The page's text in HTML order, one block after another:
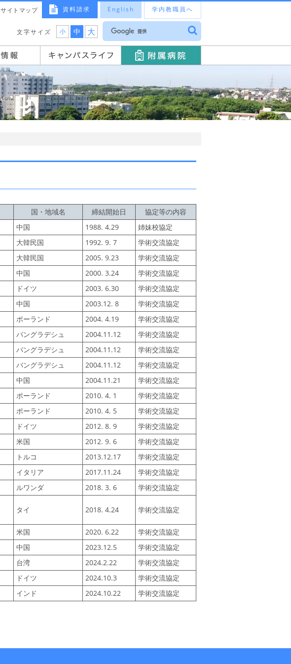
資料請求 English 学内教職員へ
サイトマップ
文字サイズ 小 中 大
国・地域名 締結開始日
協定等の内容
中国 1988. 4.29
姉妹校協定
大韓民国 1992. 9. 7
学術交流協定
大韓民国 2005. 9.23
学術交流協定
中国 2000. 3.24
学術交流協定
ドイツ 2003. 6.30
学術交流協定
中国 2003.12. 8
学術交流協定
ポーランド 2004. 4.19
学術交流協定
バングラデシュ 2004.11.12
学術交流協定
バングラデシュ 2004.11.12
学術交流協定
バングラデシュ 2004.11.12
学術交流協定
中国 2004.11.21
学術交流協定
ポーランド 2010. 4. 1
学術交流協定
ポーランド 2010. 4. 5
学術交流協定
ドイツ 2012. 8. 9
学術交流協定
米国 2012. 9. 6
学術交流協定
トルコ 2013.12.17
学術交流協定
イタリア 2017.11.24
学術交流協定
ルワンダ 2018. 3. 6
学術交流協定
タイ 2018. 4.24 学術交流協定
米国 2020. 6.22
学術交流協定
中国 2023.12.5
学術交流協定
台湾 2024.2.22
学術交流協定
ドイツ 2024.10.3
学術交流協定
インド 2024.10.22
学術交流協定